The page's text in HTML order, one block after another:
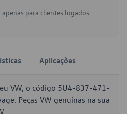
para clientes logados.
Aplicações
VW, o código 5U4-837-471-
Peças VW genuínas na sua